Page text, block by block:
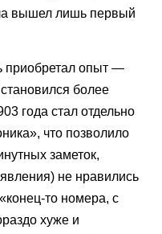
вышел лишь первый
приобретал опыт —
более
года стал отдельно
что позволило
заметок,
не нравились
то номера, с
хуже и